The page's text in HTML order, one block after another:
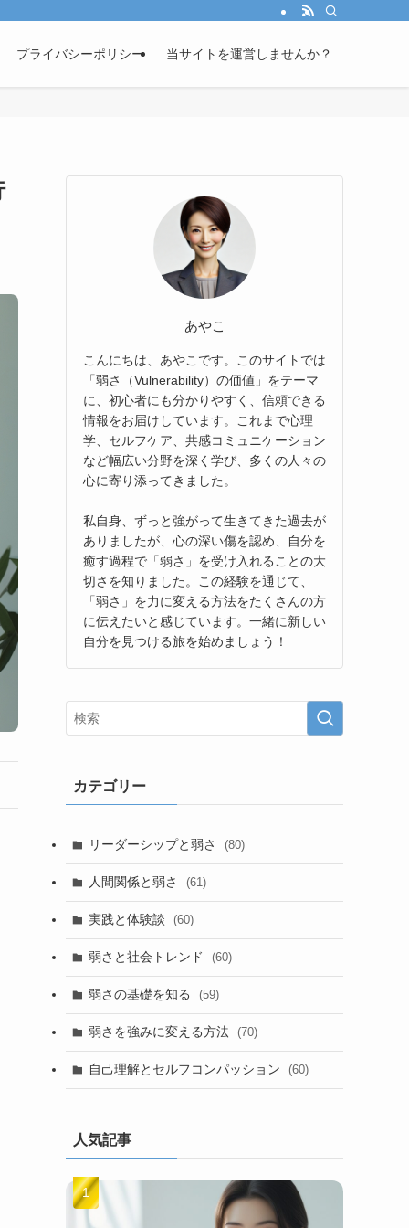
プライバシーポリシー 当サイトを運営しませんか？
あやこ
こんにちは、あやこです。このサイトでは
「弱さ（Vulnerability）の価値」をテーマ
に、初心者にも分かりやすく、信頼できる
情報をお届けしています。これまで心理
学、セルフケア、共感コミュニケーション
など幅広い分野を深く学び、多くの人々の
心に寄り添ってきました。
私自身、ずっと強がって生きてきた過去が
ありましたが、心の深い傷を認め、自分を
癒す過程で「弱さ」を受け入れることの大
切さを知りました。この経験を通じて、
「弱さ」を力に変える方法をたくさんの方
に伝えたいと感じています。一緒に新しい
自分を見つける旅を始めましょう！
カテゴリー
リーダーシップと弱さ (80)
人間関係と弱さ (61)
実践と体験談 (60)
弱さと社会トレンド (60)
弱さの基礎を知る (59)
弱さを強みに変える方法 (70)
自己理解とセルフコンパッション (60)
人気記事